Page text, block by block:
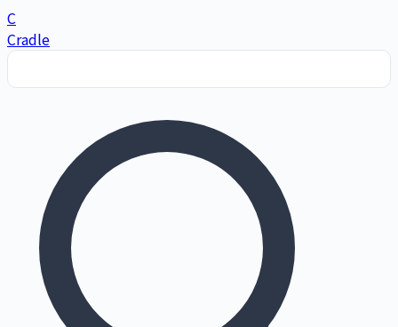
C
Cradle